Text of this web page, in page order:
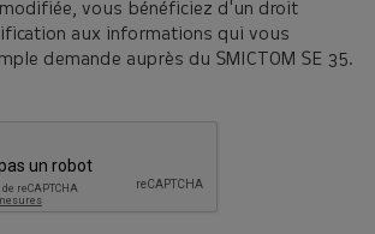
vous bénéficiez d'un droit
aux informations qui vous
demande auprès du SMICTOM SE 35.